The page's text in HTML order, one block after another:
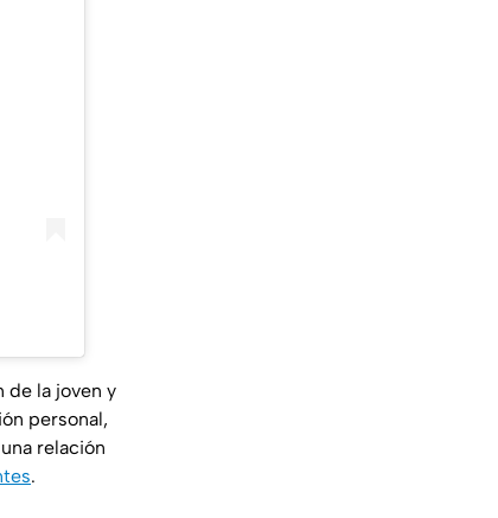
de la joven y
personal,
relación
.